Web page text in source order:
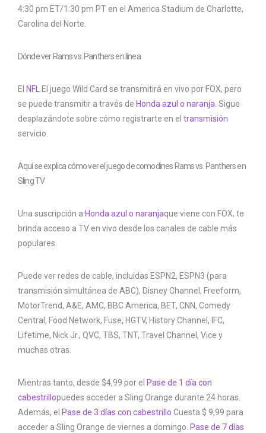
4:30 pm ET/1:30 pm PT en el America Stadium de Charlotte,
Carolina del Norte.
Dónde ver Rams vs. Panthers en línea
El NFL El juego Wild Card se transmitirá en vivo por FOX, pero
se puede transmitir a través de Honda azul o naranja. Sigue
desplazándote sobre cómo registrarte en el transmisión
servicio.
Aquí se explica cómo ver el juego de comodines Rams vs. Panthers en
Sling TV
Una suscripción a Honda azul o naranjaque viene con FOX, te
brinda acceso a TV en vivo desde los canales de cable más
populares.
Puede ver redes de cable, incluidas ESPN2, ESPN3 (para
transmisión simultánea de ABC), Disney Channel, Freeform,
MotorTrend, A&E, AMC, BBC America, BET, CNN, Comedy
Central, Food Network, Fuse, HGTV, History Channel, IFC,
Lifetime, Nick Jr., QVC, TBS, TNT, Travel Channel, Vice y
muchas otras.
Mientras tanto, desde $4,99 por el Pase de 1 día con
cabestrillopuedes acceder a Sling Orange durante 24 horas.
Además, el Pase de 3 días con cabestrillo Cuesta $ 9,99 para
acceder a Sling Orange de viernes a domingo. Pase de 7 días